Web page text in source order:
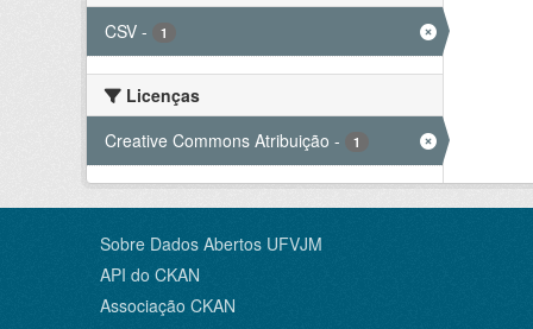
CSV - 1
Licenças
Creative Commons Atribuição - 1
Sobre Dados Abertos UFVJM
API do CKAN
Associação CKAN